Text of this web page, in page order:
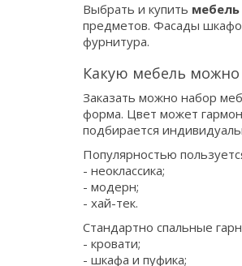
Выбрать и купить
предметов. Фасады
фурнитура.
Какую мебель можно
Заказать можно набор
форма. Цвет может
подбирается
Популярностью
- неоклассика;
- модерн;
- хай-тек.
Стандартно спальные
- кровати;
- шкафа и пуфика;